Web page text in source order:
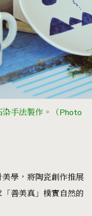
染手法製作。（Photo
美學，將陶瓷創作推展
善美真」樸實自然的